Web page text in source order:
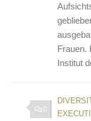
Frauen.
Institut
0